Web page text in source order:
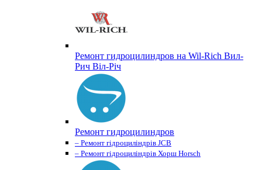
Ремонт гидроцилиндров на Wil-Rich Вил-
Рич Віл-Річ
Ремонт гидроцилиндров
– Ремонт гідроциліндрів JCB
– Ремонт гідроциліндрів Хорш Horsch